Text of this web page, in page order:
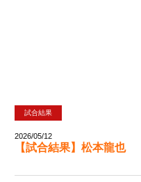
試合結果
2026/05/12
【試合結果】松本龍也